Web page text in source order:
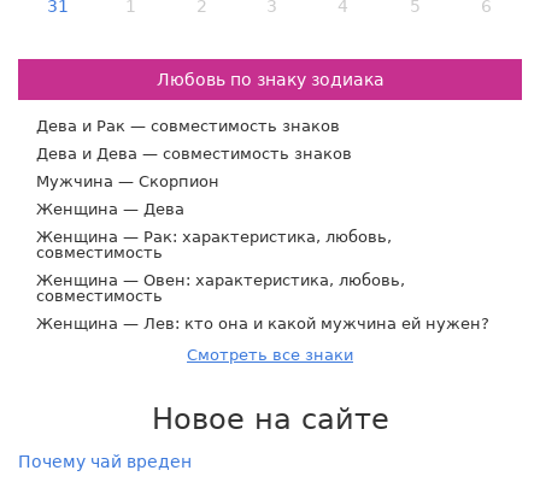
31
1 2 3 4 5 6
Любовь по знаку зодиака
Дева и Рак — совместимость знаков
Дева и Дева — совместимость знаков
Мужчина — Скорпион
Женщина — Дева
Женщина — Рак: характеристика, любовь,
совместимость
Женщина — Овен: характеристика, любовь,
совместимость
Женщина — Лев: кто она и какой мужчина ей нужен?
Смотреть все знаки
Новое на сайте
Почему чай вреден